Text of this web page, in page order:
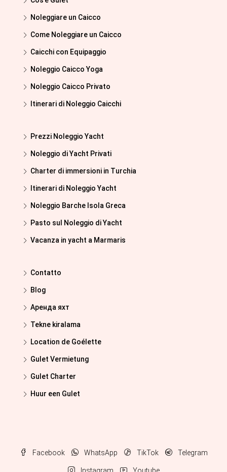
Noleggiare un Caicco
Come Noleggiare un Caicco
Caicchi con Equipaggio
Noleggio Caicco Yoga
Noleggio Caicco Privato
Itinerari di Noleggio Caicchi
Prezzi Noleggio Yacht
Noleggio di Yacht Privati
Charter di immersioni in Turchia
Itinerari di Noleggio Yacht
Noleggio Barche Isola Greca
Pasto sul Noleggio di Yacht
Vacanza in yacht a Marmaris
Contatto
Blog
Аренда яхт
Tekne kiralama
Location de Goélette
Gulet Vermietung
Gulet Charter
Huur een Gulet
Facebook WhatsApp TikTok Telegram